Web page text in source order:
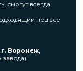
смогут всегда
под все
г. Воронеж,